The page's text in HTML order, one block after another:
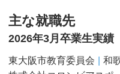
主な就職先
2026年3月卒業生実績
東大阪市教育委員会
和